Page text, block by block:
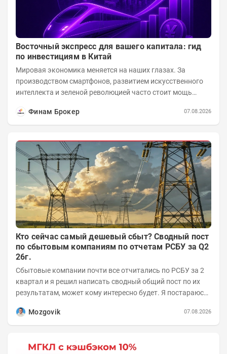
Восточный экспресс для вашего капитала: гид
по инвестициям в Китай
Мировая экономика меняется на наших глазах. За
производством смартфонов, развитием искусственного
интеллекта и зеленой революцией часто стоит мощь
Финам Брокер
07.08.2026
Кто сейчас самый дешевый сбыт? Сводный пост
по сбытовым компаниям по отчетам РСБУ за Q2
26г.
Сбытовые компании почти все отчитались по РСБУ за 2
квартал и я решил написать сводный общий пост по их
результатам, может кому интересно будет. Я постараюсь
Mozgovik
07.08.2026